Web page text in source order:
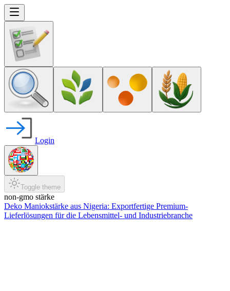
Login
Toggle theme
non-gmo stärke
Deko Maniokstärke aus Nigeria: Exportfertige Premium-
Lieferlösungen für die Lebensmittel- und Industriebranche